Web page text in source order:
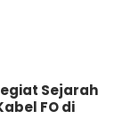
Sejarah
FO di